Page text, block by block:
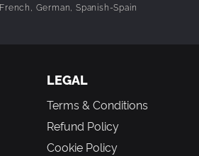
German, Spanish-Spain
LEGAL
Terms & Conditions
Refund Policy
Cookie Policy